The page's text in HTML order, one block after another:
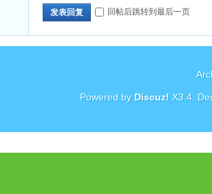
发表回复 回帖后跳转到最后一页
Powered by Discuz! X3.4.